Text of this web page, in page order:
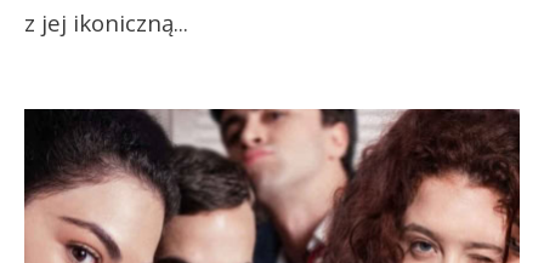
z jej ikoniczną...